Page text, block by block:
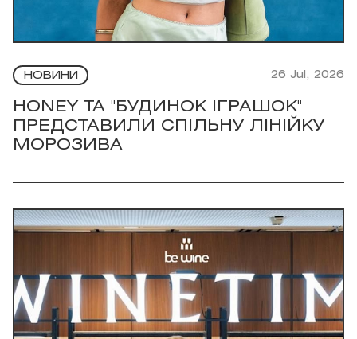
НОВИНИ 26 Jul, 2026
HONEY ТА "БУДИНОК ІГРАШОК"
ПРЕДСТАВИЛИ СПІЛЬНУ ЛІНІЙКУ
МОРОЗИВА